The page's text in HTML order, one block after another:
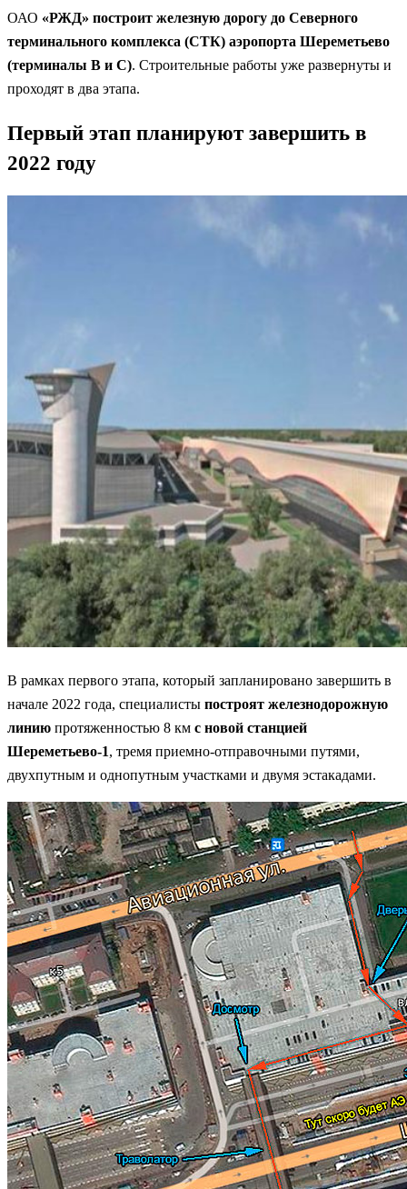
ОАО «РЖД» построит железную дорогу до Северного
терминального комплекса (СТК) аэропорта Шереметьево
(терминалы В и С). Строительные работы уже развернуты и
проходят в два этапа.
Первый этап планируют завершить в
2022 году
В рамках первого этапа, который запланировано завершить в
начале 2022 года, специалисты построят железнодорожную
линию протяженностью 8 км с новой станцией
Шереметьево-1, тремя приемно-отправочными путями,
двухпутным и однопутным участками и двумя эстакадами.